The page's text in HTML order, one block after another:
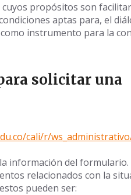
propósitos son
aptas para, el
instrumento para la
solicitar una
cali/r/
información del formulario.
relacionados con la
pueden ser: